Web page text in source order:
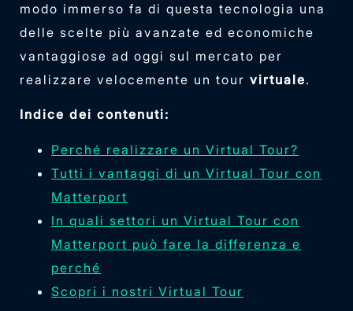
modo immerso fa di questa tecnologia una
delle scelte più avanzate ed economiche
vantaggiose ad oggi sul mercato per
realizzare velocemente un tour virtuale.
Indice dei contenuti:
Perché realizzare un Virtual Tour?
Tutti i vantaggi di un Virtual Tour con
Matterport
In quali settori un Virtual Tour con
Matterport può fare la differenza e
perché
Scopri i nostri Virtual Tour